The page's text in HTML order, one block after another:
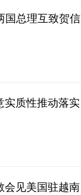
国总理互致贺信
实质性推动落实
会见美国驻越南